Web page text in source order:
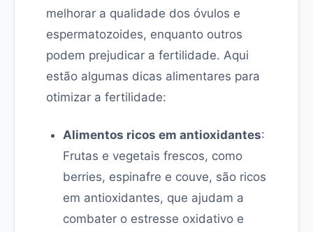
melhorar a qualidade dos óvulos e
espermatozoides, enquanto outros
podem prejudicar a fertilidade. Aqui
estão algumas dicas alimentares para
otimizar a fertilidade:
Alimentos ricos em antioxidantes:
Frutas e vegetais frescos, como
berries, espinafre e couve, são ricos
em antioxidantes, que ajudam a
combater o estresse oxidativo e